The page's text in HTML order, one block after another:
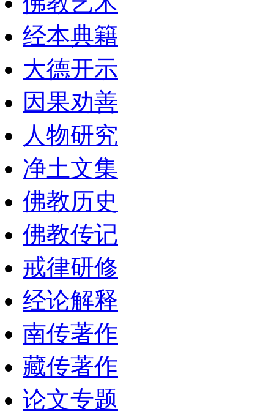
经本典籍
大德开示
因果劝善
人物研究
净土文集
佛教历史
佛教传记
戒律研修
经论解释
南传著作
藏传著作
论文专题